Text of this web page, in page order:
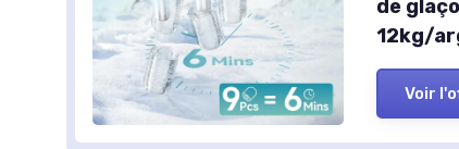
de
12kg/
Voir